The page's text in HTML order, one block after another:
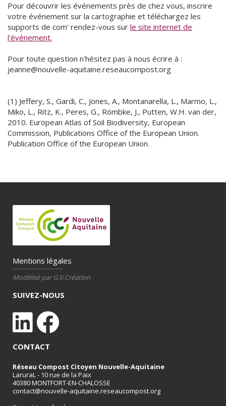
Pour découvrir les événements près de chez vous, inscrire
votre événement sur la cartographie et téléchargez les
supports de com' rendez-vous sur le site internet de
l'événement.
Pour toute question n'hésitez pas à nous écrire à :
jeanne@nouvelle-aquitaine.reseaucompost.org
(1) Jeffery, S., Gardi, C., Jones, A., Montanarella, L., Marmo, L.,
Miko, L., Ritz, K., Peres, G., Römbke, J., Putten, W.H. van der,
2010. European Atlas of Soil Biodiversity, European
Commission, Publications Office of the European Union.
Publication Office of the European Union.
Mentions légales
Modélisé par G.V.Création
SUIVEZ-NOUS
CONTACT
Réseau Compost Citoyen Nouvelle-Aquitaine
LaruraL - 10 rue de la Paix
40380 MONTFORT-EN-CHALOSSE
contact@nouvelle-aquitaine.reseaucompost.org